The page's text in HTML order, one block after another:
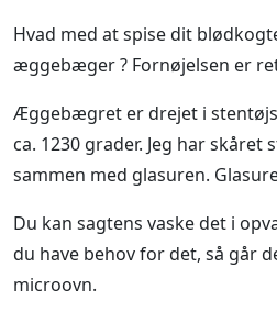
Hvad med at spise dit
æggebæger ? Fornøjelsen er
Æggebægret er drejet i
ca. 1230 grader. Jeg har
sammen med glasuren.
Du kan sagtens vaske det i
du have behov for det, så går
microovn.